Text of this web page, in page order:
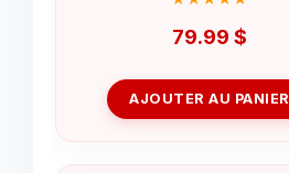
79.99 $
AJOUTER AU PANIER